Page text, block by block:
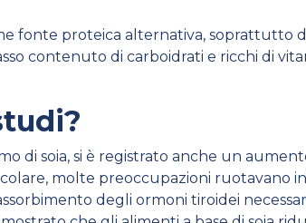
fonte proteica alternativa, soprattutto
contenuto di carboidrati e ricchi di
di soia, si è registrato anche un
molte preoccupazioni ruotavano
degli ormoni tiroidei